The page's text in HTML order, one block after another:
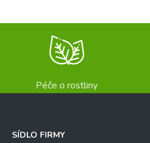
Péče o rostliny
SÍDLO FIRMY